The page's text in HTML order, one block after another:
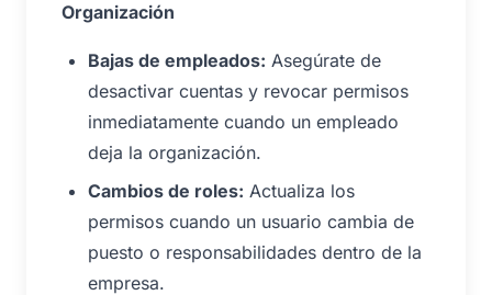
Organización
Bajas de empleados: Asegúrate de
desactivar cuentas y revocar permisos
inmediatamente cuando un empleado
deja la organización.
Cambios de roles: Actualiza los
permisos cuando un usuario cambia de
puesto o responsabilidades dentro de la
empresa.